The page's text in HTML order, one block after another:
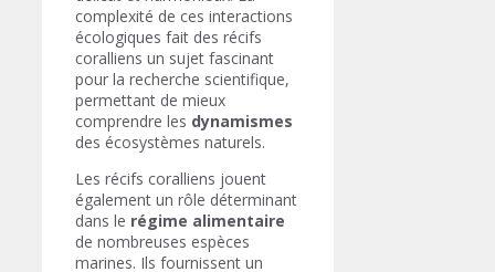
complexité de ces interactions
écologiques fait des récifs
coralliens un sujet fascinant
pour la recherche scientifique,
permettant de mieux
comprendre les dynamismes
des écosystèmes naturels.
Les récifs coralliens jouent
également un rôle déterminant
dans le régime alimentaire
de nombreuses espèces
marines. Ils fournissent un